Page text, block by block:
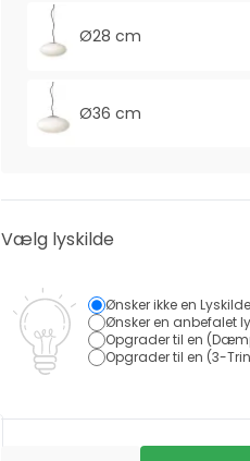
Ø28 cm
Ø36 cm
Vælg lyskilde
Ønsker ikke en Lyskilde
Ønsker en anbefalet
Opgrader til en
Opgrader til en (3-